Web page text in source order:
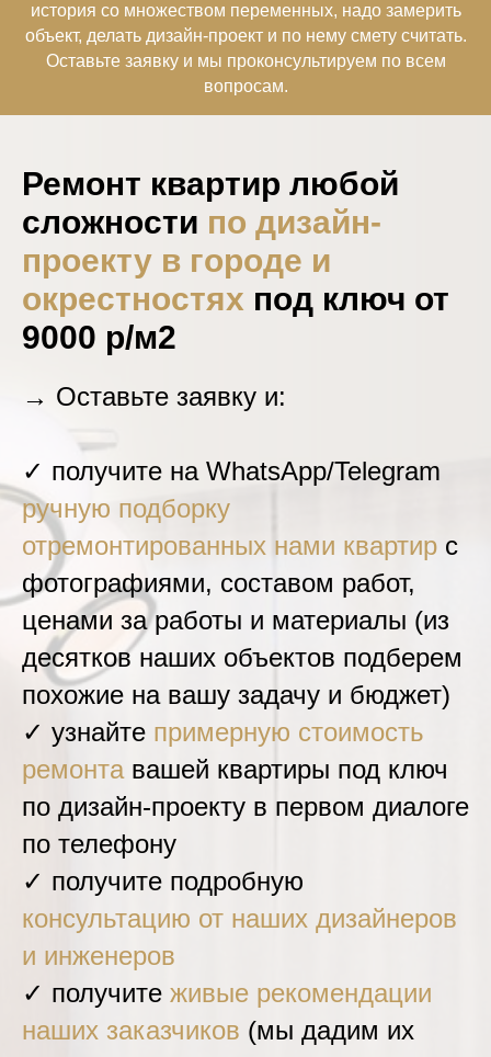
история со множеством переменных, надо замерить
объект, делать дизайн-проект и по нему смету считать.
Оставьте заявку и мы проконсультируем по всем
вопросам.
Ремонт квартир любой
сложности по дизайн-
проекту в городе и
окрестностях под ключ от
9000 р/м2
→ Оставьте заявку и:
✓ получите на WhatsApp/Telegram
ручную подборку
отремонтированных нами квартир с
фотографиями, составом работ,
ценами за работы и материалы (из
десятков наших объектов подберем
похожие на вашу задачу и бюджет)
✓ узнайте примерную стоимость
ремонтавашей квартиры под ключ
по дизайн-проекту в первом диалоге
по телефону
✓ получите подробную
консультацию от наших дизайнеров
и инженеров
✓ получите живые рекомендации
наших заказчиков (мы дадим их